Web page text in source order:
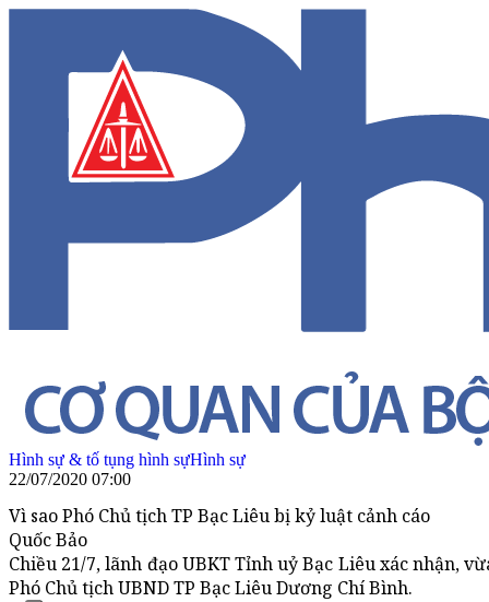
Hình sự & tố tụng hình sựHình sự
22/07/2020 07:00
Vì sao Phó Chủ tịch TP Bạc Liêu bị kỷ luật cảnh cáo
Quốc Bảo
Chiều 21/7, lãnh đạo UBKT Tỉnh uỷ Bạc Liêu xác nhận,
Phó Chủ tịch UBND TP Bạc Liêu Dương Chí Bình.